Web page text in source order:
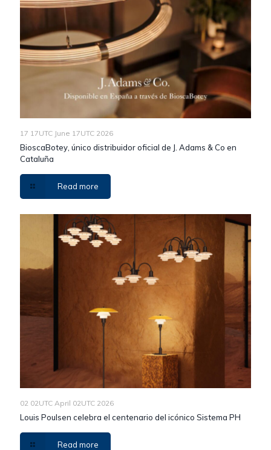
17 17UTC June 17UTC 2026
BioscaBotey, único distribuidor oficial de J. Adams & Co en
Cataluña
Read more
02 02UTC April 02UTC 2026
Louis Poulsen celebra el centenario del icónico Sistema PH
Read more